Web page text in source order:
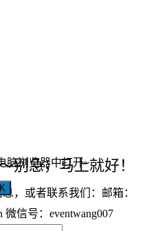
别急，马上就好！
，或者联系我们：邮箱：
微信号：eventwang007
脑浏览器中打开~